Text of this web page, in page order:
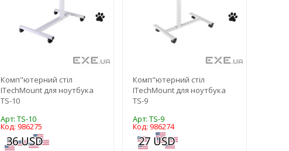
Комп"ютерний стіл
ITechMount для ноутбука
TS-10
Арт: TS-10
Код: 986275
Комп"ютерний стіл
ITechMount для ноутбука
TS-9
Арт: TS-9
Код: 986274